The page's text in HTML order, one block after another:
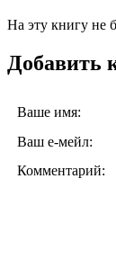
На эту книгу не
Добавить
Ваше имя:
Ваш е-мейл:
Комментарий: